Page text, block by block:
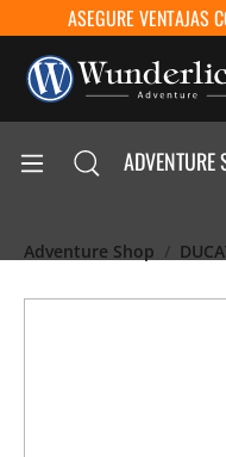
ASEGURE VENTAJAS
ADVENTURE
Adventure Shop